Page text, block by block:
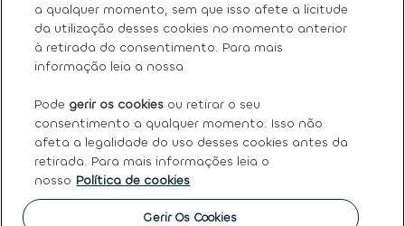
FAQ
Termos e condições gerais
Ayvens
Política de Cookies|Declaração de Privacidade
Princípios Éticos e de Conduta
a qualquer momento, sem que isso afete a licitude
da utilização desses cookies no momento anterior
à retirada do consentimento. Para mais
informação leia a nossa
Pode gerir os cookies ou retirar o seu
consentimento a qualquer momento. Isso não
afeta a legalidade do uso desses cookies antes da
retirada. Para mais informações leia o
nosso Política de cookies
Gerir Os Cookies